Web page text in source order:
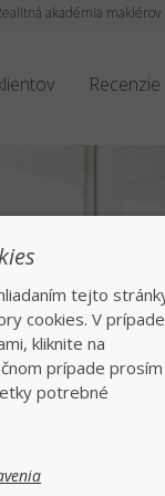
akadémia maklérov
Recenzie
a
tejto
cookies. V
kliknite na
prípade prosím
potrebné